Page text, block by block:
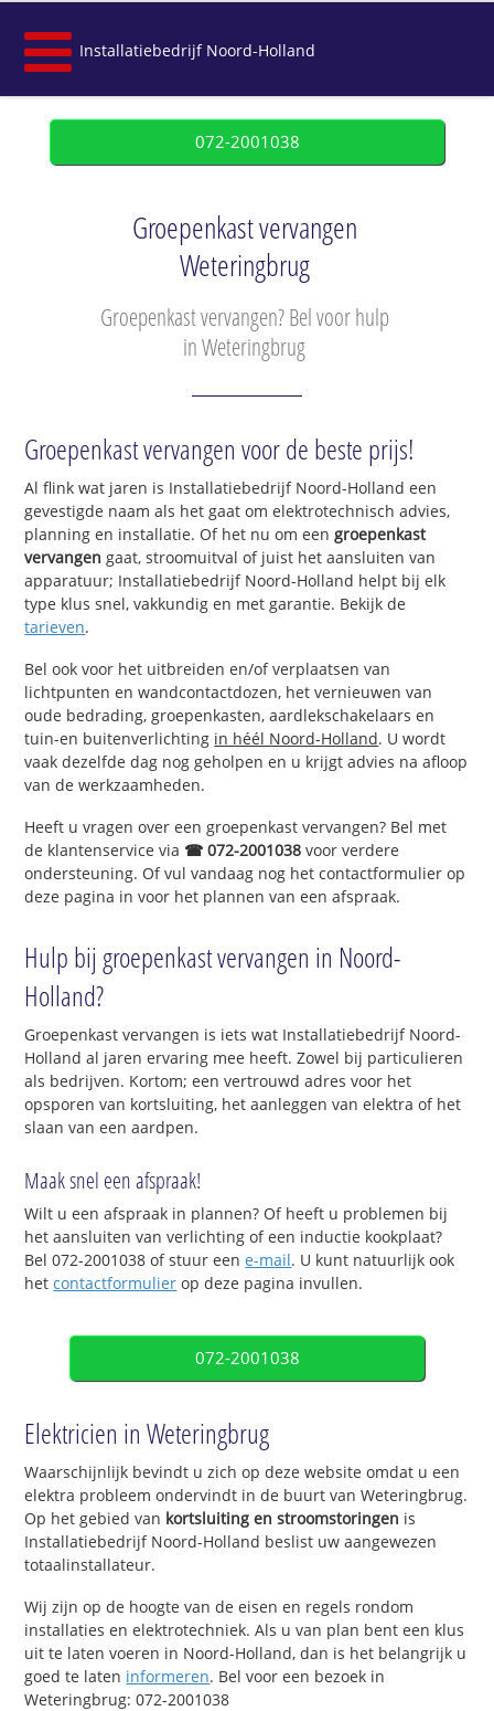
Installatiebedrijf Noord-Holland
072-2001038
Groepenkast vervangen
Weteringbrug
Groepenkast vervangen? Bel voor hulp
in Weteringbrug
Groepenkast vervangen voor de beste prijs!
Al flink wat jaren is Installatiebedrijf Noord-Holland een
gevestigde naam als het gaat om elektrotechnisch advies,
planning en installatie. Of het nu om eengroepenkast
vervangen gaat, stroomuitval of juist het aansluiten van
apparatuur; Installatiebedrijf Noord-Holland helpt bij elk
type klus snel, vakkundig en met garantie. Bekijk de
tarieven.
Bel ook voor het uitbreiden en/of verplaatsen van
lichtpunten en wandcontactdozen, het vernieuwen van
oude bedrading, groepenkasten, aardlekschakelaars en
tuin-en buitenverlichting in héél Noord-Holland. U wordt
vaak dezelfde dag nog geholpen en u krijgt advies na afloop
van de werkzaamheden.
Heeft u vragen over een groepenkast vervangen? Bel met
de klantenservice via ☎ 072-2001038 voor verdere
ondersteuning. Of vul vandaag nog het contactformulier op
deze pagina in voor het plannen van een afspraak.
Hulp bij groepenkast vervangen in Noord-
Holland?
Groepenkast vervangen is iets wat Installatiebedrijf Noord-
Holland al jaren ervaring mee heeft. Zowel bij particulieren
als bedrijven. Kortom; een vertrouwd adres voor het
opsporen van kortsluiting, het aanleggen van elektra of het
slaan van een aardpen.
Maak snel een afspraak!
Wilt u een afspraak in plannen? Of heeft u problemen bij
het aansluiten van verlichting of een inductie kookplaat?
Bel 072-2001038 of stuur eene-mail. U kunt natuurlijk ook
hetcontactformulier op deze pagina invullen.
072-2001038
Elektricien in Weteringbrug
Waarschijnlijk bevindt u zich op deze website omdat u een
elektra probleem ondervindt in de buurt van Weteringbrug.
Op het gebied van kortsluiting en stroomstoringen is
Installatiebedrijf Noord-Holland beslist uw aangewezen
totaalinstallateur.
Wij zijn op de hoogte van de eisen en regels rondom
installaties en elektrotechniek. Als u van plan bent een klus
uit te laten voeren in Noord-Holland, dan is het belangrijk u
goed te laten informeren. Bel voor een bezoek in
Weteringbrug: 072-2001038